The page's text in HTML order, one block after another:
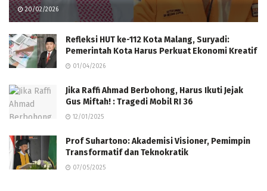
20/02/2026
Refleksi HUT ke-112 Kota Malang, Suryadi:
Pemerintah Kota Harus Perkuat Ekonomi Kreatif
01/04/2026
Jika Raffi Ahmad Berbohong, Harus Ikuti Jejak
Gus Miftah! : Tragedi Mobil RI 36
12/01/2025
Prof Suhartono: Akademisi Visioner, Pemimpin
Transformatif dan Teknokratik
07/05/2025